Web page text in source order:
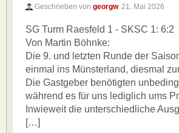
Geschrieben von georgw 21. Mai 2026
SG Turm Raesfeld 1 - SKSC 1: 6:2
Von Martin Böhnke:
Die 9. und letzten Runde der
einmal ins Münsterland, diesmal
Die Gastgeber benötigten
während es für uns lediglich ums
Inwieweit die unterschiedliche
[…]